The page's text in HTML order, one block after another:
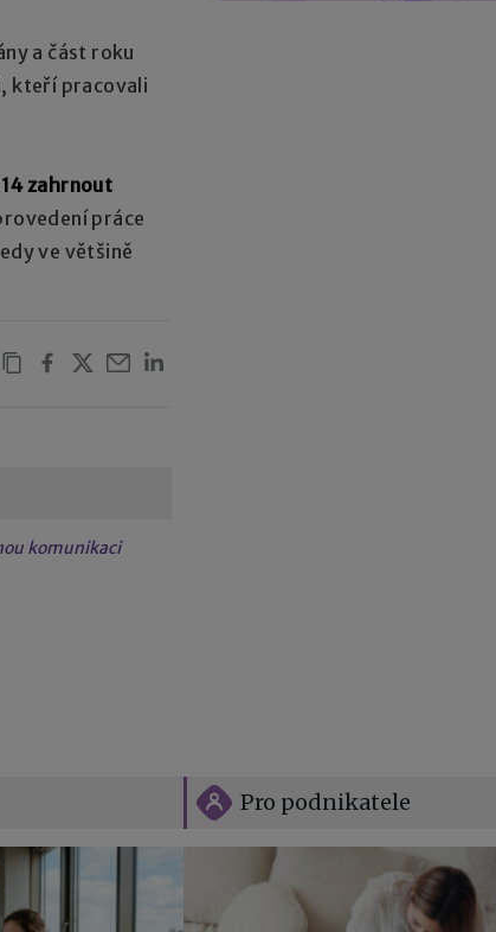
a část roku
kteří pracovali
zahrnout
práce
ve většině
komunikaci
Pro podnikatele